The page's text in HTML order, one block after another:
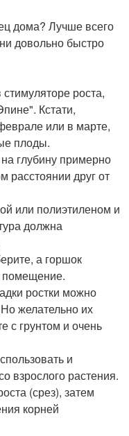
дома? Лучше всего
довольно быстро
роста,
Кстати,
или в марте,
плоды.
глубину примерно
расстоянии друг от
или полиэтиленом и
должна
а горшок
помещение.
ростки можно
желательно их
с грунтом и очень
и
взрослого растения.
(срез), затем
корней